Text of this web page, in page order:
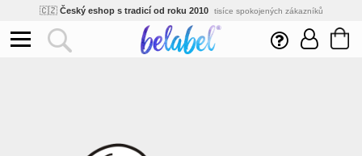
🌿Ekologický a zdravotně nezávadný žádná čína, barvy s certifikáty
Inovativní výroba vlastní vývoj, nejnovější technologie
Rychlé dodání expedujeme do 24h